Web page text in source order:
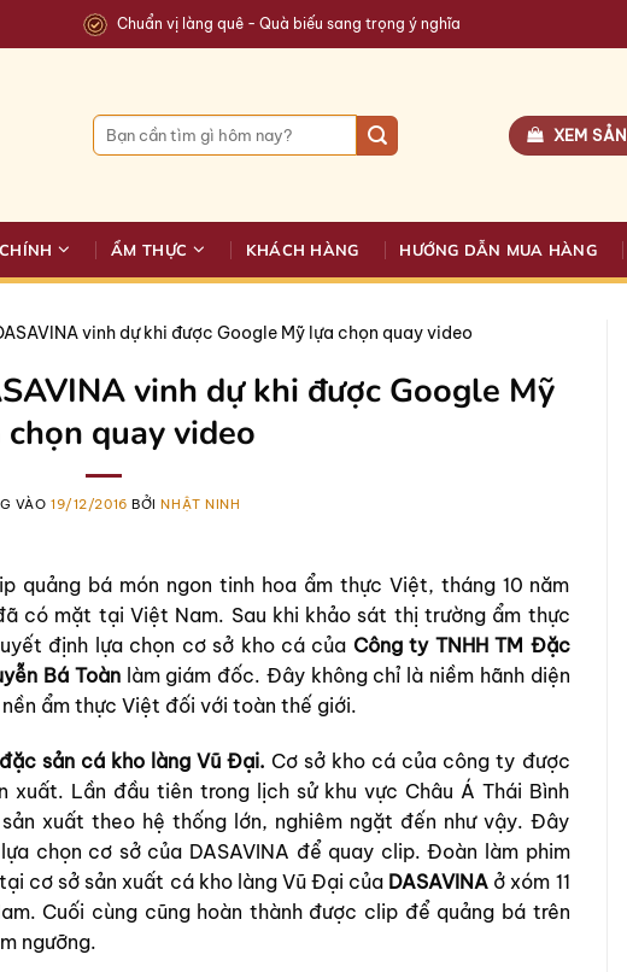
Chuẩn vị làng quê - Quà biếu sang trọng ý nghĩa
Tìm
kiếm:
XEM
ẨM THỰC KHÁCH HÀNG HƯỚNG DẪN MUA HÀNG
vinh dự khi được Google Mỹ lựa chọn quay video
vinh dự khi được Google Mỹ
quay video
VÀO19/12/2016 BỞINHẬT NINH
quảng bá món ngon tinh hoa ẩm thực Việt, tháng 10 năm
có mặt tại Việt Nam. Sau khi khảo sát thị trường ẩm thực
định lựa chọn cơ sở kho cá của Công ty TNHH TM Đặc
Bá Toànlàm giám đốc. Đây không chỉ là niềm hãnh diện
ẩm thực Việt đối với toàn thế giới.
đặc sản cá kho làng Vũ Đại. Cơ sở kho cá của công ty được
xuất. Lần đầu tiên trong lịch sử khu vực Châu Á Thái Bình
xuất theo hệ thống lớn, nghiêm ngặt đến như vậy. Đây
chọn cơ sở của DASAVINA để quay clip. Đoàn làm phim
cơ sở sản xuất cá kho làng Vũ Đại của DASAVINA ở xóm 11
Cuối cùng cũng hoàn thành được clip để quảng bá trên
ngưỡng.